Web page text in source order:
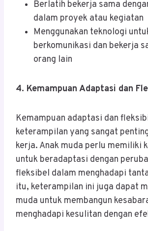
Berlatih bekerja sama
dalam proyek atau kegiatan
Menggunakan teknologi
berkomunikasi dan bekerja
orang lain
4. Kemampuan Adaptasi dan
Kemampuan adaptasi dan
keterampilan yang sangat
kerja. Anak muda perlu memiliki
untuk beradaptasi dengan
fleksibel dalam menghadapi
itu, keterampilan ini juga dapat
muda untuk membangun
menghadapi kesulitan dengan